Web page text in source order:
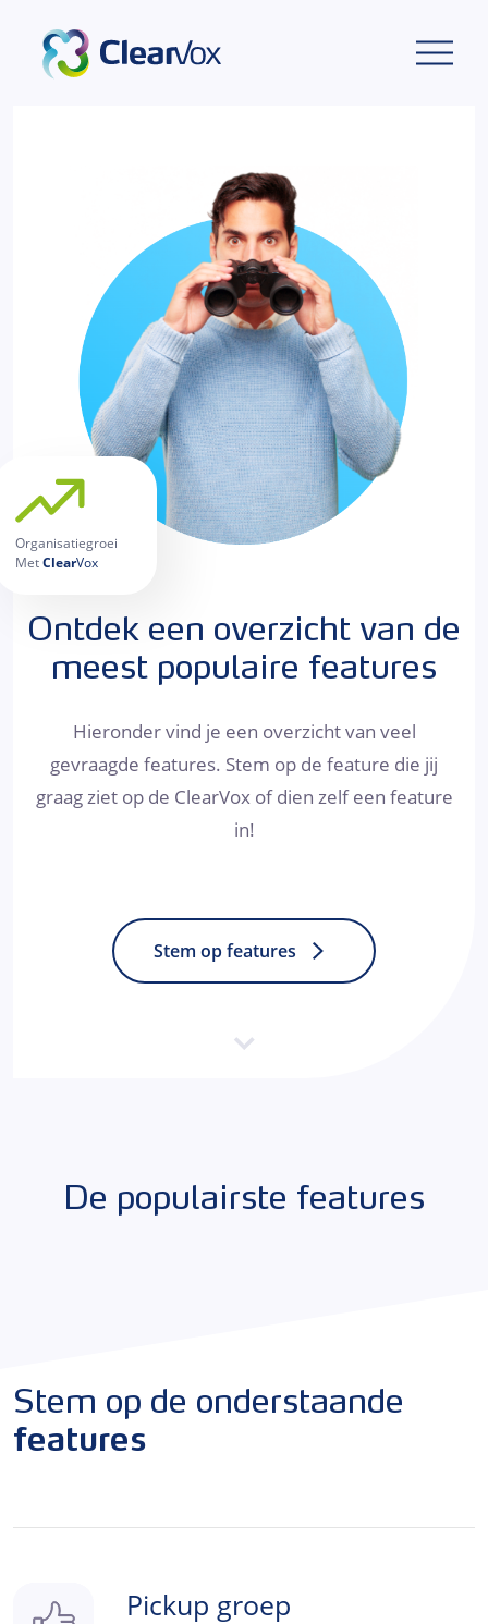
Ontdek een overzicht van de
meest populaire features
Hieronder vind je een overzicht van veel
gevraagde features. Stem op de feature die jij
graag ziet op de ClearVox of dien zelf een feature
in!
Stem op features
Organisatiegroei
MetClearVox
De populairste features
Stem op de onderstaande
features
Pickup groep